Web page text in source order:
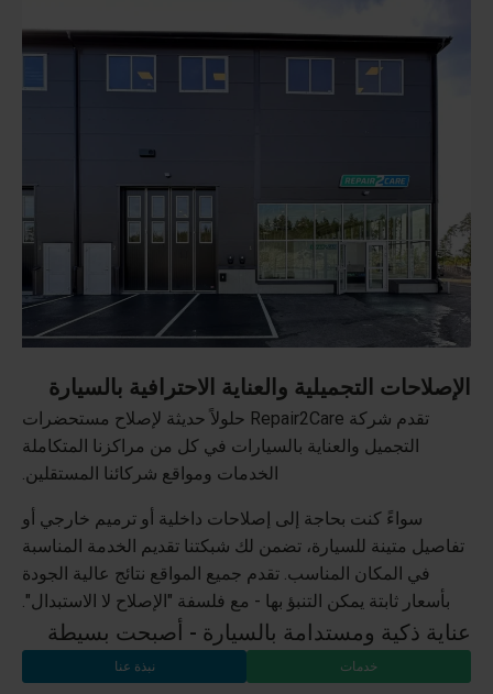
الإصلاحات التجميلية والعناية الاحترافية بالسيارة
تقدم شركة Repair2Care حلولاً حديثة لإصلاح مستحضرات
التجميل والعناية بالسيارات في كل من مراكزنا المتكاملة
الخدمات ومواقع شركائنا المستقلين.
سواءً كنت بحاجة إلى إصلاحات داخلية أو ترميم خارجي أو
تفاصيل متينة للسيارة، تضمن لك شبكتنا تقديم الخدمة المناسبة
في المكان المناسب. تقدم جميع المواقع نتائج عالية الجودة
بأسعار ثابتة يمكن التنبؤ بها - مع فلسفة "الإصلاح لا الاستبدال".
عناية ذكية ومستدامة بالسيارة - أصبحت بسيطة
خدمات نبذة عنا